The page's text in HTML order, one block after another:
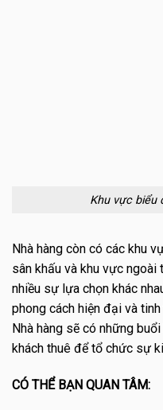
Khu vực biểu
Nhà hàng còn có các khu
sân khấu và khu vực ngoài
nhiều sự lựa chọn khác
phong cách hiện đại và
Nhà hàng sẽ có những
khách thuê để tổ chức sự
CÓ THỂ BẠN QUAN TÂM: